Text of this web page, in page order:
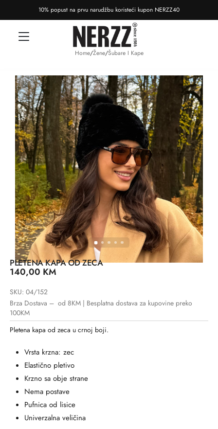
10% popust na prvu narudžbu koristeći kupon NERZZ40
Home/Žene/Šubare I Kape
PLETENA KAPA OD ZECA
140,00 KM
SKU: 04/152
Brza Dostava – od 8KM | Besplatna dostava za kupovine preko
100KM
Pletena kapa od zeca u crnoj boji.
Vrsta krzna: zec
Elastično pletivo
Krzno sa obje strane
Nema postave
Pufnica od lisice
Univerzalna veličina